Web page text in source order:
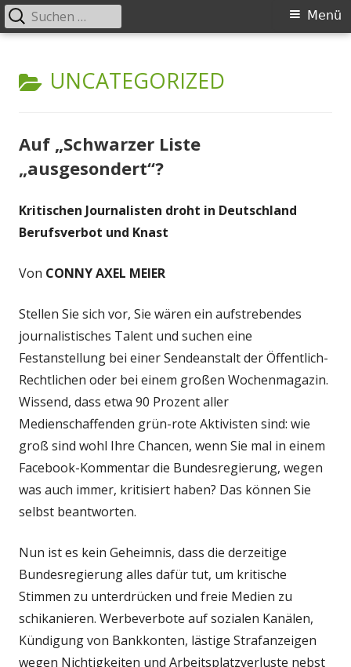
zum
Inhalt
Primäres
Menü
Suchen
nach:
KATEGORIE:
UNCATEGORIZED
Auf „Schwarzer Liste
„ausgesondert“?
Kritischen Journalisten droht in Deutschland
Berufsverbot und Knast
Von CONNY AXEL MEIER
Stellen Sie sich vor, Sie wären ein aufstrebendes
journalistisches Talent und suchen eine
Festanstellung bei einer Sendeanstalt der Öffentlich-
Rechtlichen oder bei einem großen Wochenmagazin.
Wissend, dass etwa 90 Prozent aller
Medienschaffenden grün-rote Aktivisten sind: wie
groß sind wohl Ihre Chancen, wenn Sie mal in einem
Facebook-Kommentar die Bundesregierung, wegen
was auch immer, kritisiert haben? Das können Sie
selbst beantworten.
Nun ist es kein Geheimnis, dass die derzeitige
Bundesregierung alles dafür tut, um kritische
Stimmen zu unterdrücken und freie Medien zu
schikanieren. Werbeverbote auf sozialen Kanälen,
Kündigung von Bankkonten, lästige Strafanzeigen
wegen Nichtigkeiten und Arbeitsplatzverluste nebst